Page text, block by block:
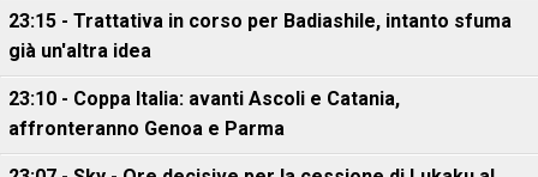
23:15 - Trattativa in corso per Badiashile, intanto sfuma
già un'altra idea
23:10 - Coppa Italia: avanti Ascoli e Catania,
affronteranno Genoa e Parma